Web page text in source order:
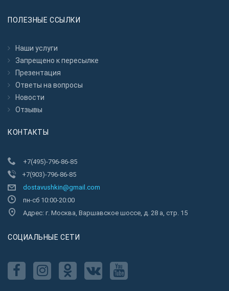
ПОЛЕЗНЫЕ ССЫЛКИ
Наши услуги
Запрещено к пересылкe
Презентация
Ответы на вопросы
Новости
Отзывы
КОНТАКТЫ
+7(495)-796-86-85
+7(903)-796-86-85
dostavushkin@gmail.com
пн-сб 10:00-20:00
Адрес: г. Москва, Варшавское шоссе, д. 28 а, стр. 15
CОЦИАЛЬНЫЕ СЕТИ